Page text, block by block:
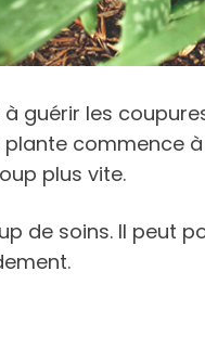
guérir les
commence
plus vite.
de soins. Il